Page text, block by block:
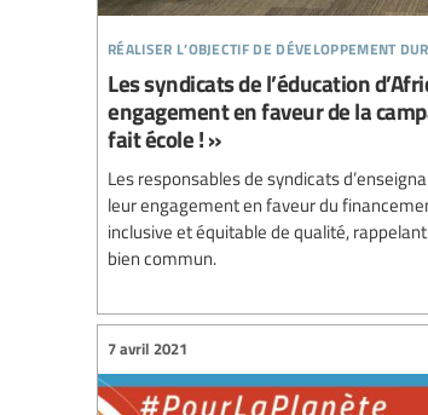
réaliser l’objectif de développement
Les syndicats de l’éducation
engagement en faveur de la
fait école ! »
Les responsables de syndicats
leur engagement en faveur du
inclusive et équitable de qualité,
bien commun.
7 avril 2021